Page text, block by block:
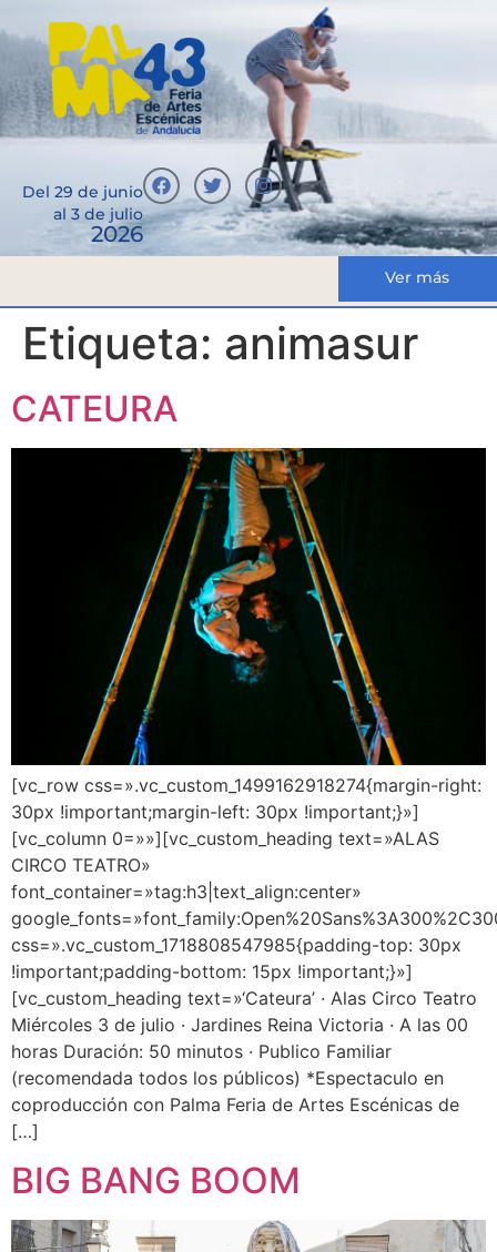
Del 29 de junio
al 3 de julio
2026
Ver más
Etiqueta: animasur
CATEURA
[vc_row css=».vc_custom_1499162918274{margin-right:
30px !important;margin-left: 30px !important;}»]
[vc_column 0=»»][vc_custom_heading text=»ALAS
CIRCO TEATRO»
font_container=»tag:h3|text_align:center»
css=».vc_custom_1718808547985{padding-top: 30px
!important;padding-bottom: 15px !important;}»]
[vc_custom_heading text=»‘Cateura’ · Alas Circo Teatro
Miércoles 3 de julio · Jardines Reina Victoria · A las 00
horas Duración: 50 minutos · Publico Familiar
(recomendada todos los públicos) *Espectaculo en
coproducción con Palma Feria de Artes Escénicas de
[…]
BIG BANG BOOM